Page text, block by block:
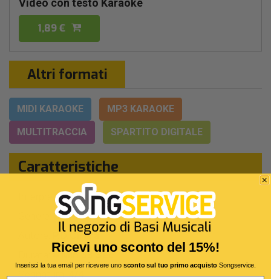
Video con testo Karaoke
1,89 €
Altri formati
MIDI KARAOKE
MP3 KARAOKE
MULTITRACCIA
SPARTITO DIGITALE
Caratteristiche
Interprete Originale:Jarabe De Palo
Latin Pop
P.D.Cirera
4 Min 33 Sec
Segnatura:4/4
Ricevi uno sconto del 15%!
Inserisci la tua email per ricevere uno sconto sul tuo primo acquistoSongservice.